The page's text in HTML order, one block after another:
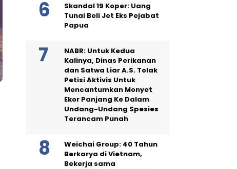
Skandal 19 Koper: Uang
Tunai Beli Jet Eks Pejabat
Papua
NABR: Untuk Kedua
Kalinya, Dinas Perikanan
dan Satwa Liar A.S. Tolak
Petisi Aktivis Untuk
Mencantumkan Monyet
Ekor Panjang Ke Dalam
Undang-Undang Spesies
Terancam Punah
Weichai Group: 40 Tahun
Berkarya di Vietnam,
Bekerja sama